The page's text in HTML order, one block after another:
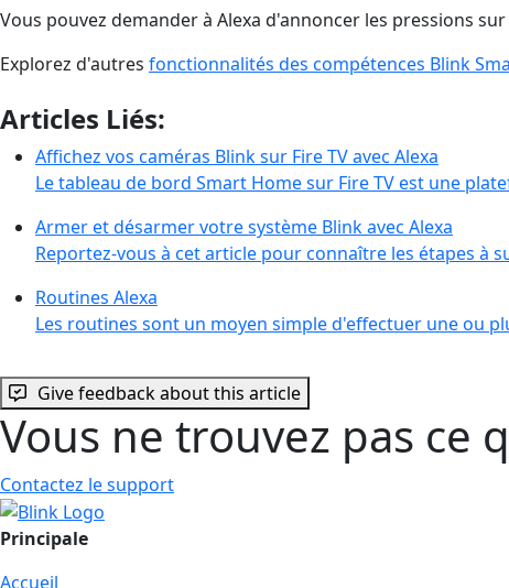
Vous pouvez demander à Alexa d'annoncer les pressions
Explorez d'autres fonctionnalités des compétences Blink
Articles Liés:
Affichez vos caméras Blink sur Fire TV avec Alexa
Le tableau de bord Smart Home sur Fire TV est une
Armer et désarmer votre système Blink avec Alexa
Reportez-vous à cet article pour connaître les étapes à
Routines Alexa
Les routines sont un moyen simple d'effectuer une ou
Give feedback about this article
Vous ne trouvez pas ce
Contactez le support
Principale
Accueil